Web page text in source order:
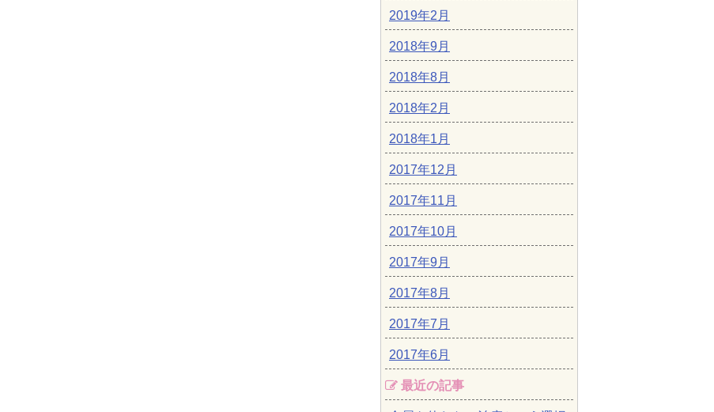
2019年2月
2018年9月
2018年8月
2018年2月
2018年1月
2017年12月
2017年11月
2017年10月
2017年9月
2017年8月
2017年7月
2017年6月
最近の記事